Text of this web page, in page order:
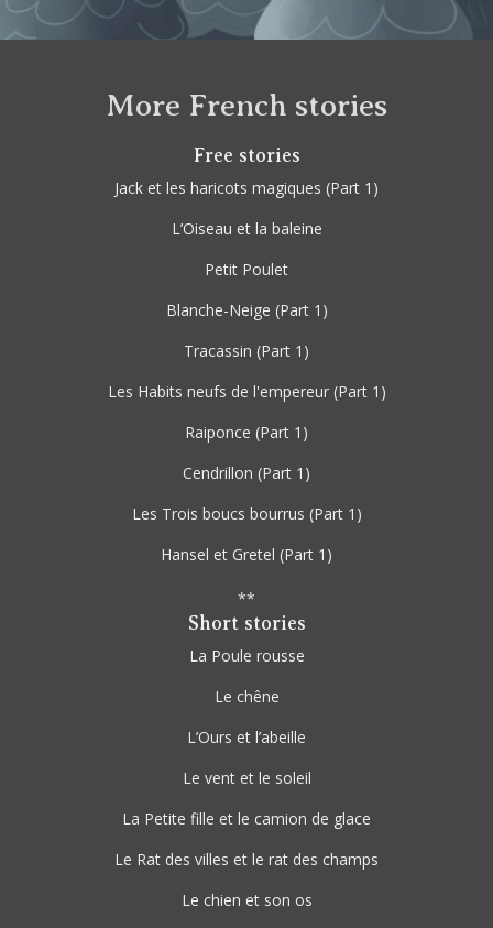
More French stories
Free stories
Jack et les haricots magiques (Part 1)
L’Oiseau et la baleine
Petit Poulet
Blanche-Neige (Part 1)
Tracassin (Part 1)
Les Habits neufs de l'empereur(Part 1)
Raiponce (Part 1)
Cendrillon (Part 1)
Les Trois boucs bourrus (Part 1)
Hansel et Gretel (Part 1)
**
Short stories
La Poule rousse
Le chêne
L’Ours et l’abeille
Le vent et le soleil
La Petite fille et le camion de glace
Le Rat des villes et le rat des champs
Le chien et son os